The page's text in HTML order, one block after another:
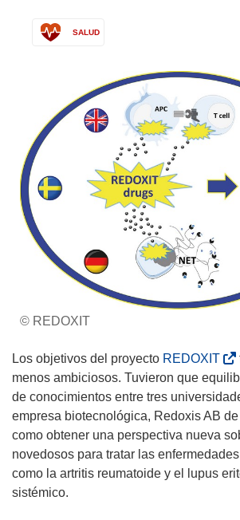
SALUD
© REDOXIT
Los objetivos del proyecto REDOXIT(
s
e
a
b
r
i
menos ambiciosos. Tuvieron que
de conocimientos entre tres
empresa biotecnológica, Redoxis AB
como obtener una perspectiva nueva
novedosos para tratar las
como la artritis reumatoide y el lupus
sistémico.